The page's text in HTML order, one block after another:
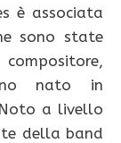
è associata
sono state
nato in
a livello
della band